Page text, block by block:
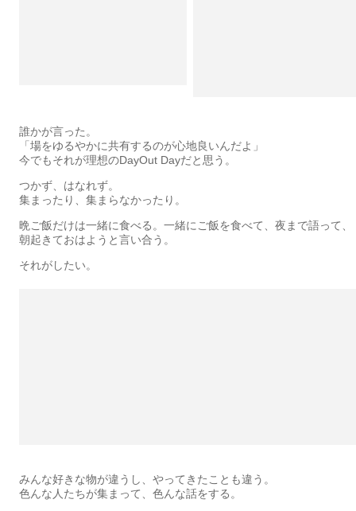
誰かが言った。
「場をゆるやかに共有するのが心地良いんだよ」
今でもそれが理想のDayOut Dayだと思う。
つかず、はなれず。
集まったり、集まらなかったり。
晩ご飯だけは一緒に食べる。一緒にご飯を食べて、夜まで語って、
朝起きておはようと言い合う。
それがしたい。
みんな好きな物が違うし、やってきたことも違う。
色んな人たちが集まって、色んな話をする。